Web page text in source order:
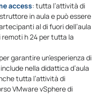
access: tutta l’attività di
in aula e può essere
al di fuori dell’aula
remoti h 24 per tutta la
garantire un’esperienza di
nella didattica d’aula
tutta l’attività di
VMware vSphere di